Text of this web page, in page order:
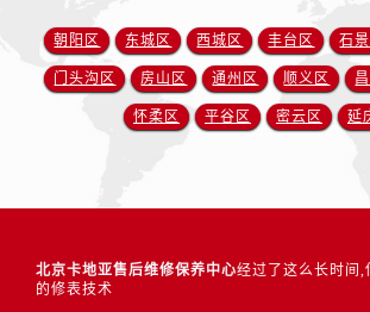
朝阳区 东城区 西城区 丰台区 石
门头沟区 房山区 通州区 顺义区
怀柔区 平谷区 密云区 延
北京卡地亚售后维修保养中心经过了这么长时间,
的修表技术